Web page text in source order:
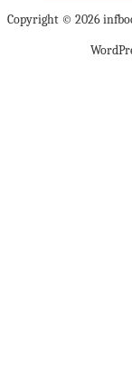
Copyright © 2026